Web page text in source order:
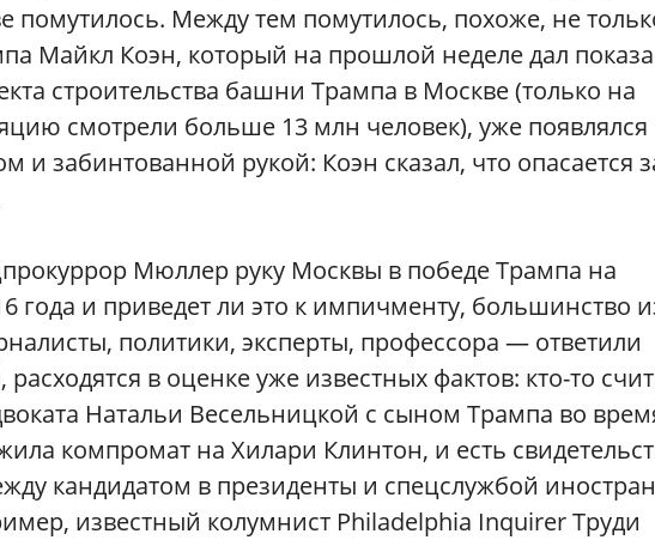
помутилось. Между тем помутилось, похоже, не
Майкл Коэн, который на прошлой неделе дал
строительства башни Трампа в Москве (только на
смотрели больше 13 млн человек), уже появлялся
забинтованной рукой: Коэн сказал, что опасается
Мюллер руку Москвы в победе Трампа на
года и приведет ли это к импичменту, большинство
политики, эксперты, профессора — ответили
в оценке уже известных фактов: кто-то
Натальи Весельницкой с сыном Трампа во
компромат на Хилари Клинтон, и есть
кандидатом в президенты и спецслужбой
известный колумнист Philadelphia Inquirer Труди